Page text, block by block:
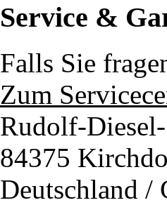
Service &
Falls Sie
Zum
Rudolf-
84375
Deutschland /